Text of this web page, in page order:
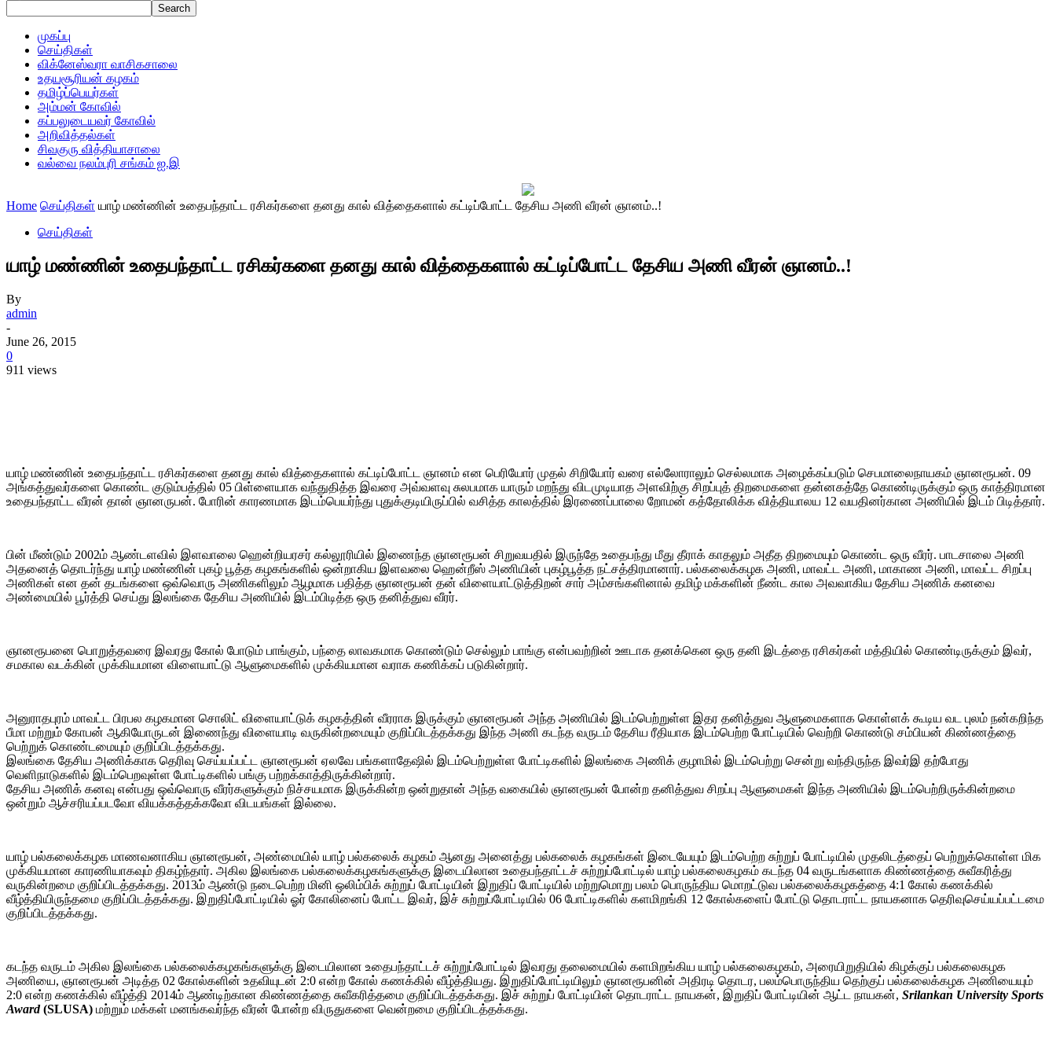
முகப்பு
செய்திகள்
விக்னேஸ்வரா வாசிகசாலை
உதயசூரியன் கழகம்
தமிழ்ப்பெயர்கள்
அம்மன் கோவில்
கப்பலுடையவர் கோவில்
அறிவித்தல்கள்
சிவகுரு வித்தியாசாலை
வல்வை நலம்புரி சங்கம் ஐ.இ
Home செய்திகள் யாழ் மண்ணின் உதைபந்தாட்ட ரசிகர்களை தனது கால் வித்தைகளால் கட்டிப்போட்ட தேசிய அணி வீரன் ஞானம்..!
செய்திகள்
யாழ் மண்ணின் உதைபந்தாட்ட ரசிகர்களை தனது கால் வித்தைகளால் கட்டிப்போட்ட தேசிய அணி வீரன் ஞானம்..!
By
admin
-
June 26, 2015
0
911 views
யாழ் மண்ணின் உதைபந்தாட்ட ரசிகர்களை தனது கால் வித்தைகளால் கட்டிப்போட்ட ஞானம் என பெரியோர் முதல் சிறியோர் வரை எல்லோராலும் செல்லமாக அழைக்கப்படும் செபமாலைநாயகம் ஞானரூபன். 09
அங்கத்துவர்களை கொண்ட குடும்பத்தில் 05 பிள்ளையாக வந்துதித்த இவரை அவ்வளவு சுலபமாக யாரும் மறந்து விடமுடியாத அளவிற்கு சிறப்புத் திறமைகளை தன்னகத்தே கொண்டிருக்கும் ஒரு காத்திரமான
உதைபந்தாட்ட வீரன் தான் ஞானருபன். போரின் காரணமாக இடம்பெயர்ந்து புதுக்குடியிருப்பில் வசித்த காலத்தில் இரணைப்பாலை றோமன் கத்தோலிக்க வித்தியாலய 12 வயதினர்கான அணியில் இடம் பிடித்தார்.
பின் மீண்டும் 2002ம் ஆண்டளவில் இளவாலை ஹென்றியரசர் கல்லூரியில் இணைந்த ஞானரூபன் சிறுவயதில் இருந்தே உதைபந்து மீது தீராக் காதலும் அதீத திறமையும் கொண்ட ஒரு வீரர். பாடசாலை அணி
அதனைத் தொடர்ந்து யாழ் மண்ணின் புகழ் பூத்த கழகங்களில் ஒன்றாகிய இளவலை ஹென்றீஸ் அணியின் புகழ்பூத்த நட்சத்திரமானார். பல்கலைக்கழக அணி, மாவட்ட அணி, மாகாண அணி, மாவட்ட சிறப்பு
அணிகள் என தன் தடங்களை ஒவ்வொரு அணிகளிலும் ஆழமாக பதித்த ஞானரூபன் தன் விளையாட்டுத்திறன் சார் அம்சங்களினால் தமிழ் மக்களின் நீண்ட கால அவவாகிய தேசிய அணிக் கனவை
அண்மையில் பூர்த்தி செய்து இலங்கை தேசிய அணியில் இடம்பிடித்த ஒரு தனித்துவ வீரர்.
ஞானரூபனை பொறுத்தவரை இவரது கோல் போடும் பாங்கும், பந்தை லாவகமாக கொண்டும் செல்லும் பாங்கு என்பவற்றின் ஊடாக தனக்கென ஒரு தனி இடத்தை ரசிகர்கள் மத்தியில் கொண்டிருக்கும் இவர்,
சமகால வடக்கின் முக்கியமான விளையாட்டு ஆளுமைகளில் முக்கியமான வராக கணிக்கப் படுகின்றார்.
அனுராதபுரம் மாவட்ட பிரபல கழகமான சொலிட் விளையாட்டுக் கழகத்தின் வீரராக இருக்கும் ஞானரூபன் அந்த அணியில் இடம்பெற்றுள்ள இதர தனித்துவ ஆளுமைகளாக கொள்ளக் கூடிய வட புலம் நன்கறிந்த
பீமா மற்றும் கோபன் ஆகியோருடன் இணைந்து விளையாடி வருகின்றமையும் குறிப்பிடத்தக்கது இந்த அணி கடந்த வருடம் தேசிய ரீதியாக இடம்பெற்ற போட்டியில் வெற்றி கொண்டு சம்பியன் கிண்ணத்தை
பெற்றுக் கொண்டமையும் குறிப்பிடத்தக்கது.
இலங்கை தேசிய அணிக்காக தெரிவு செய்யப்பட்ட ஞானரூபன் ஏலவே பங்களாதேஷில் இடம்பெற்றுள்ள போட்டிகளில் இலங்கை அணிக் குழாமில் இடம்பெற்று சென்று வந்திருந்த இவர்இ தற்போது
வெளிநாடுகளில் இடம்பெறவுள்ள போட்டிகளில் பங்கு பற்றக்காத்திருக்கின்றார்.
தேசிய அணிக் கனவு என்பது ஒவ்வொரு வீரர்களுக்கும் நிச்சயமாக இருக்கின்ற ஒன்றுதான் அந்த வகையில் ஞானரூபன் போன்ற தனித்துவ சிறப்பு ஆளுமைகள் இந்த அணியில் இடம்பெற்றிருக்கின்றமை
ஒன்றும் ஆச்சரியப்படவோ வியக்கத்தக்கவோ விடயங்கள் இல்லை.
யாழ் பல்கலைக்கழக மாணவனாகிய ஞானரூபன், அண்மையில் யாழ் பல்கலைக் கழகம் ஆனது அனைத்து பல்கலைக் கழகங்கள் இடையேயும் இடம்பெற்ற சுற்றுப் போட்டியில் முதலிடத்தைப் பெற்றுக்கொள்ள மிக
முக்கியமான காரணியாகவும் திகழ்ந்தார். அகில இலங்கை பல்கலைக்கழகங்களுக்கு இடையிலான உதைபந்தாட்டச் சுற்றுப்போட்டில் யாழ் பல்கலைகழகம் கடந்த 04 வருடங்களாக கிண்ணத்தை சுவீகரித்து
வருகின்றமை குறிப்பிடத்தக்கது. 2013ம் ஆண்டு நடைபெற்ற மினி ஒலிம்பிக் சுற்றுப் போட்டியின் இறுதிப் போட்டியில் மற்றுமொறு பலம் பொருந்திய மொறட்டுவ பல்கலைக்கழகத்தை 4:1 கோல் கணக்கில்
வீழ்த்தியிருந்தமை குறிப்பிடத்தக்கது. இறுதிப்போட்டியில் ஓர் கோலினைப் போட்ட இவர், இச் சுற்றுப்போட்டியில் 06 போட்டிகளில் களமிறங்கி 12 கோல்களைப் போட்டு தொடராட்ட நாயகனாக தெரிவுசெய்யப்பட்டமை
குறிப்பிடத்தக்கது.
கடந்த வருடம் அகில இலங்கை பல்கலைக்கழகங்களுக்கு இடையிலான உதைபந்தாட்டச் சுற்றுப்போட்டில் இவரது தலைமையில் களமிறங்கிய யாழ் பல்கலைகழகம், அரையிறுதியில் கிழக்குப் பல்கலைகழக
அணியை, ஞானரூபன் அடித்த 02 கோல்களின் உதவியுடன் 2:0 என்ற கோல் கணக்கில் வீழ்த்தியது. இறுதிப்போட்டியிலும் ஞானரூபனின் அதிரடி தொடர, பலம்பொருந்திய தெற்குப் பல்கலைக்கழக அணியையும்
2:0 என்ற கணக்கில் வீழ்த்தி 2014ம் ஆண்டிற்கான கிண்ணத்தை சுவீகரித்தமை குறிப்பிடத்தக்கது. இச் சுற்றுப் போட்டியின் தொடராட்ட நாயகன், இறுதிப் போட்டியின் ஆட்ட நாயகன், Srilankan University Sports
Award(SLUSA) மற்றும் மக்கள் மனங்கவர்ந்த வீரன் போன்ற விருதுகளை வென்றமை குறிப்பிடத்தக்கது.